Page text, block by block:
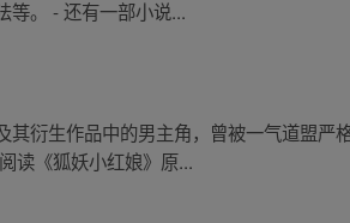
等。 - 还有一部小说...
衍生作品中的男主角，曾被一气道盟
读《狐妖小红娘》原...